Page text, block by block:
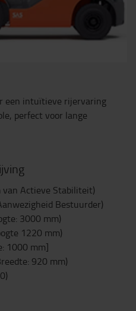
een intuïtieve rijervaring
perfect voor lange
van Actieve Stabiliteit)
Bestuurder)
3000 mm)
1220 mm)
1000 mm]
920 mm)